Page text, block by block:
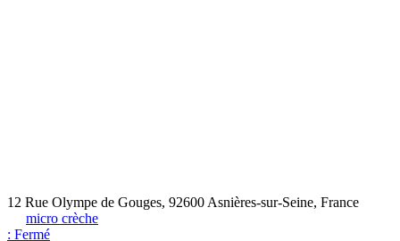
12 Rue Olympe de Gouges, 92600 Asnières-sur-Seine, France
micro crèche
: Fermé